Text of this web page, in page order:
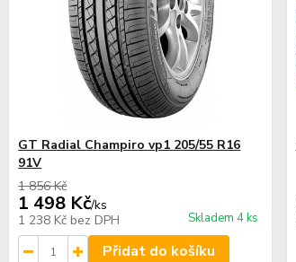
GT Radial Champiro vp1 205/55 R16
91V
1 856 Kč
1 498 Kč/ks
1 238 Kč bez DPH Skladem 4 ks
Přidat do košíku